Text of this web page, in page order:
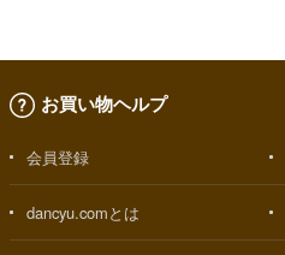
お買い物ヘルプ
会員登録
dancyu.comとは